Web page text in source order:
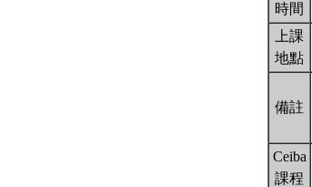
時間
上課
地點
備註
Ceiba
課程